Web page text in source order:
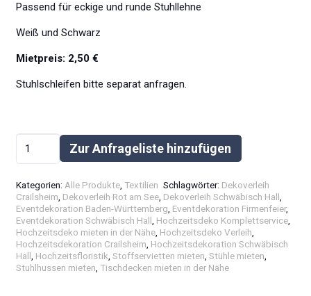
Passend für eckige und runde Stuhllehne
Weiß und Schwarz
Mietpreis: 2,50 €
Stuhlschleifen bitte separat anfragen.
Stuhlhusse
Weiß
Schwarz
Stretch
Menge
Zur Anfrageliste hinzufügen
Alternative:
Kategorien: Alle Produkte, Textilien Schlagwörter: Dekoverleih
Crailsheim, Dekoverleih Rot am See, Dekoverleih Schwäbisch Hall,
Eventdekoration Baden-Württemberg, Eventdekoration Firmenfeier,
Eventdekoration Schwäbisch Hall, Hochzeitsdeko Komplettservice,
Hochzeitsdeko mieten in der Nähe, Hochzeitsdeko Verleih,
Hochzeitsdekoration Crailsheim, Hochzeitsdekoration Schwäbisch
Hall, Hochzeitsfloristik, Stoffservietten mieten, Stühle mieten,
Stuhlhussen mieten, Tischdecken mieten in der Nähe